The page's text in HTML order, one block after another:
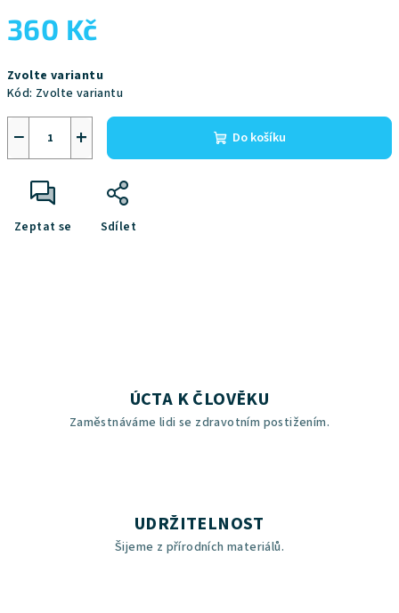
360 Kč
cena:
Zvolte variantu
Kód: Zvolte variantu
+
− Do košíku
Zeptat se Sdílet
ÚCTA K ČLOVĚKU
Zaměstnáváme lidi se zdravotním postižením.
UDRŽITELNOST
Šijeme z přírodních materiálů.